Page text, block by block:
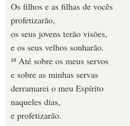
Os filhos e as filhas de vocês
profetizarão,
os seus jovens terão visões,
e os seus velhos sonharão.
¹⁸ Até sobre os meus servos
e sobre as minhas servas
derramarei o meu Espírito
naqueles dias,
e profetizarão.